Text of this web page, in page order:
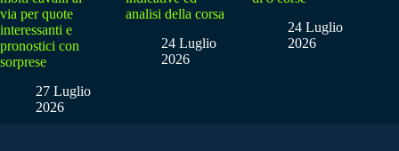
via per quote
interessanti e
pronostici con
sorprese
27 Luglio
2026
analisi della corsa
24 Luglio
2026
24 Luglio
2026